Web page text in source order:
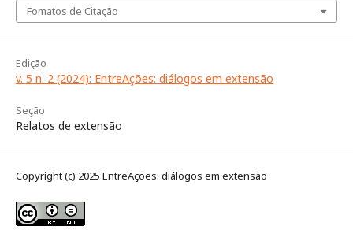
Fomatos de Citação
Edição
v. 5 n. 2 (2024): EntreAções: diálogos em extensão
Seção
Relatos de extensão
Copyright (c) 2025 EntreAções: diálogos em extensão